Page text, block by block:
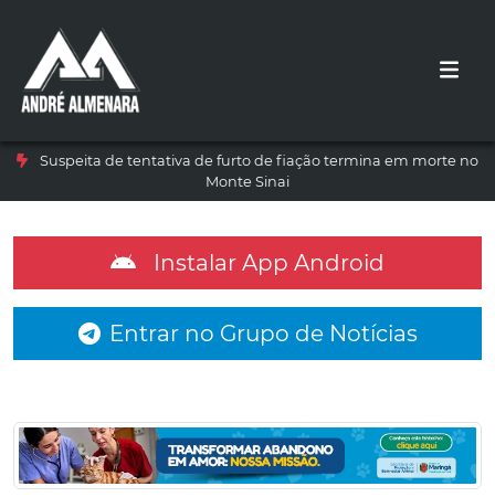
Suspeita de tentativa de furto de fiação termina em morte no
Monte Sinai
Instalar App Android
Entrar no Grupo de Notícias